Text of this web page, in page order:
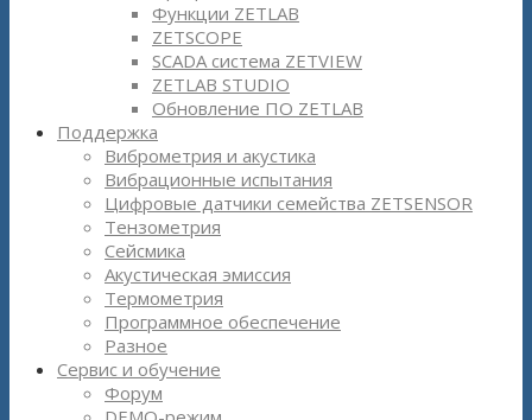
Функции ZETLAB
ZETSCOPE
SCADA система ZETVIEW
ZETLAB STUDIO
Обновление ПО ZETLAB
Поддержка
Виброметрия и акустика
Вибрационные испытания
Цифровые датчики семейства ZETSENSOR
Тензометрия
Сейсмика
Акустическая эмиссия
Термометрия
Программное обеспечение
Разное
Сервис и обучение
Форум